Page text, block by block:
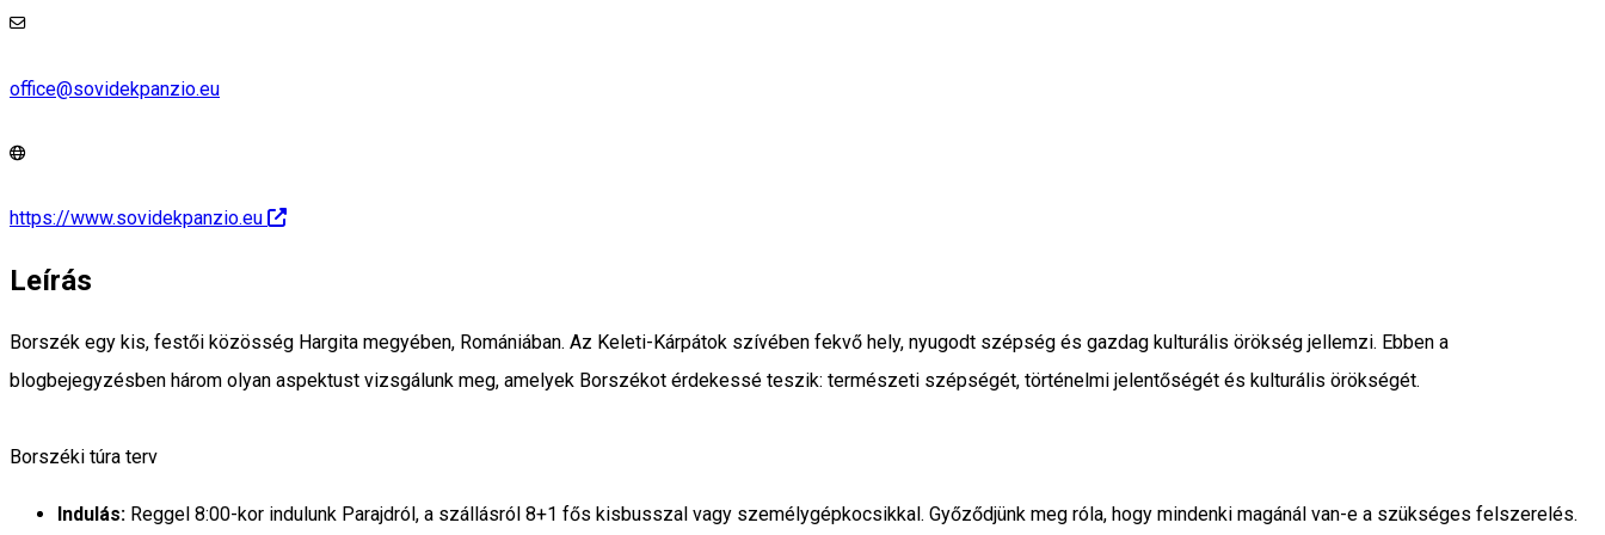
office@sovidekpanzio.eu
https://www.sovidekpanzio.eu
Leírás
Borszék egy kis, festői közösség Hargita megyében, Romániában. Az Keleti-Kárpátok szívében fekvő hely, nyugodt szépség és gazdag kulturális örökség jellemzi. Ebben a
blogbejegyzésben három olyan aspektust vizsgálunk meg, amelyek Borszékot érdekessé teszik: természeti szépségét, történelmi jelentőségét és kulturális örökségét.
Borszéki túra terv
Indulás: Reggel 8:00-kor indulunk Parajdról, a szállásról 8+1 fős kisbusszal vagy személygépkocsikkal. Győződjünk meg róla, hogy mindenki magánál van-e a szükséges felszerelés.